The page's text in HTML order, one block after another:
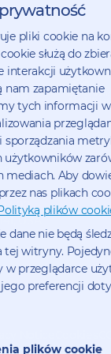
pliki cookie na
służą do
interakcji
zapamiętanie
tych informacji
sporządzania
użytkowników
mediach. Aby
nas plikach
plików
dane nie będą
tej witryny.
w przeglądarce
preferencji
plików cookie
500,
USA
8JE, UK
Modern Slavery